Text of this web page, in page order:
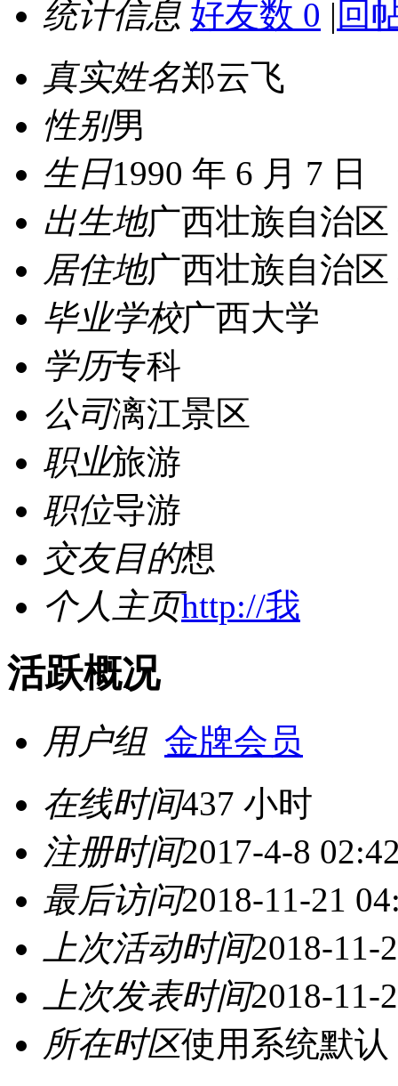
统计信息 好友数 0 | 回
真实姓名郑云飞
性别男
生日1990 年 6 月 7 日
出生地广西壮族自治
居住地广西壮族自治
毕业学校广西大学
学历专科
公司漓江景区
职业旅游
职位导游
交友目的想
个人主页http://我
活跃概况
用户组 金牌会员
在线时间437 小时
注册时间2017-4-8
最后访问2018-11-21
上次活动时间2018-11-
上次发表时间2018-11-
所在时区使用系统默认